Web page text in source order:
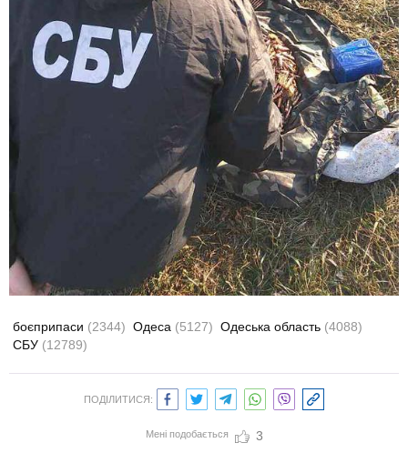
боєприпаси (2344) Одеса (5127) Одеська область (4088)
СБУ (12789)
ПОДІЛИТИСЯ:
Мені подобається 3